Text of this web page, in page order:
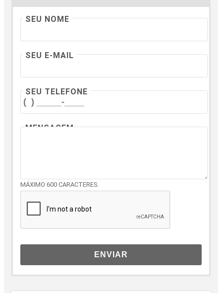
SEU NOME
SEU E-MAIL
SEU TELEFONE
MENSAGEM
MÁXIMO 600 CARACTERES.
ENVIAR